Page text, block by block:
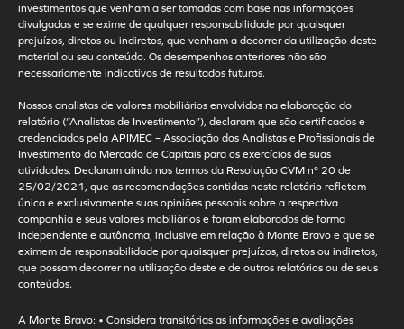
investimentos que venham a ser tomadas com base nas informações
divulgadas e se exime de qualquer responsabilidade por quaisquer
prejuízos, diretos ou indiretos, que venham a decorrer da utilização deste
material ou seu conteúdo. Os desempenhos anteriores não são
necessariamente indicativos de resultados futuros.
Nossos analistas de valores mobiliários envolvidos na elaboração do
relatório (“Analistas de Investimento”), declaram que são certificados e
credenciados pela APIMEC – Associação dos Analistas e Profissionais de
Investimento do Mercado de Capitais para os exercícios de suas
atividades. Declaram ainda nos termos da Resolução CVM nº 20 de
25/02/2021, que as recomendações contidas neste relatório refletem
única e exclusivamente suas opiniões pessoais sobre a respectiva
companhia e seus valores mobiliários e foram elaborados de forma
independente e autônoma, inclusive em relação à Monte Bravo e que se
eximem de responsabilidade por quaisquer prejuízos, diretos ou indiretos,
que possam decorrer na utilização deste e de outros relatórios ou de seus
conteúdos.
A Monte Bravo: • Considera transitórias as informações e avaliações